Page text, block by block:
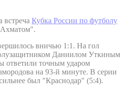
встреча Кубка России по футболу
вничью 1:1. На гол
Даниилом Уткиным
ответили точным ударом
на 93-й минуте. В серии
был "Краснодар" (5:4).